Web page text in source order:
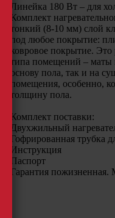
Линейка 180 Вт – для
Комплект
тонкий (8-10 мм) слой
под любое покрытие:
ковровое покрытие.
типа помещений – маты
основу пола, так и на
помещения, особенно,
толщину пола.
Комплект поставки:
Двухжильный
Гофрированная трубка
Инструкция
Гарантия